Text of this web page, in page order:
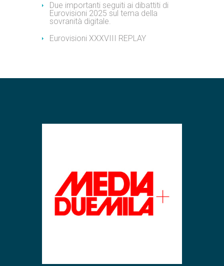
Due importanti seguiti ai dibattiti di
Eurovisioni 2025 sul tema della
sovranità digitale.
Eurovisioni XXXVIII REPLAY